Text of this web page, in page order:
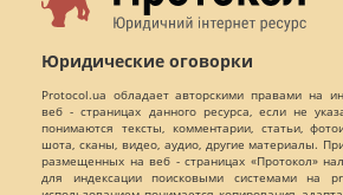
Юридические оговорки
Protocol.ua обладает авторскими правами на
веб - страницах данного ресурса, если не
понимаются тексты, комментарии, статьи,
шота, сканы, видео, аудио, другие материалы.
размещенных на веб - страницах «Протокол»
для индексации поисковыми системами на